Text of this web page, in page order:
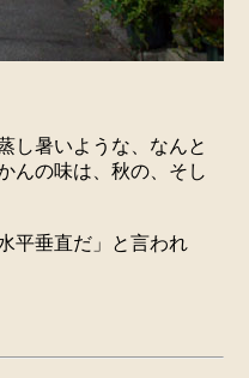
し暑いような、なんと
んの味は、秋の、そし
平垂直だ」と言われ